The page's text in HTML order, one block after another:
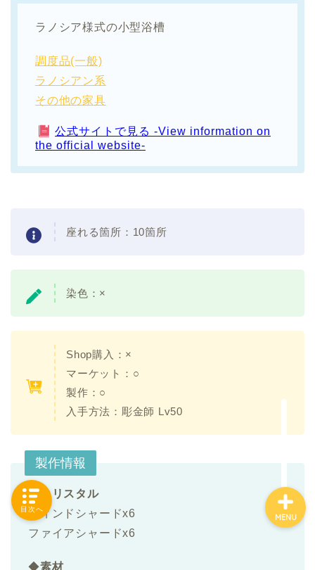
ラノシア様式の小型浴槽
調度品(一般)
ラノシアン系
その他の家具
公式サイトで見る -View information on
the official website-
座れる箇所：10箇所
染色： ×
Shop購入：×
マーケット：○
製作：○
入手方法： 彫金師 Lv50
製作情報
◆ クリスタル
ウィンドシャードx6
ファイアシャードx6
◆素材
MENU
Category List-
HOUSING COLLECTIONと
目次へ